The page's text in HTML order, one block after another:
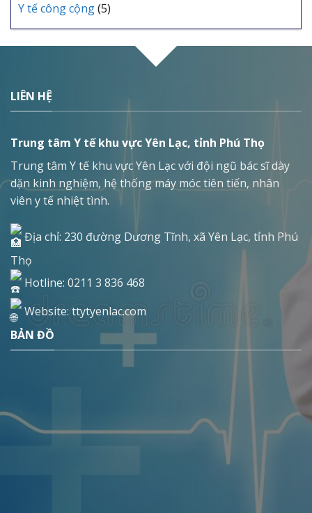
Y tế công cộng(5)
LIÊN HỆ
Trung tâm Y tế khu vực Yên Lạc, tỉnh Phú Thọ
Trung tâm Y tế khu vực Yên Lạc với đội ngũ bác sĩ dày
dặn kinh nghiệm, hệ thống máy móc tiên tiến, nhân
viên y tế nhiệt tình.
Địa chỉ: 230 đường Dương Tĩnh, xã Yên Lạc, tỉnh Phú
Thọ
Hotline: 0211 3 836 468
Website: ttytyenlac.com
BẢN ĐỒ